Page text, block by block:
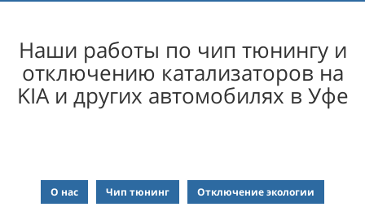
Наши работы по чип тюнингу и
отключению катализаторов на
KIA и других автомобилях в Уфе
О нас Чип тюнинг Отключение экологии